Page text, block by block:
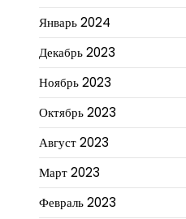
Январь 2024
Декабрь 2023
Ноябрь 2023
Октябрь 2023
Август 2023
Март 2023
Февраль 2023